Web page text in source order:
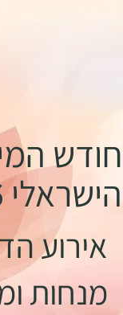
חודש
הישראלי
אירוע
מנחות